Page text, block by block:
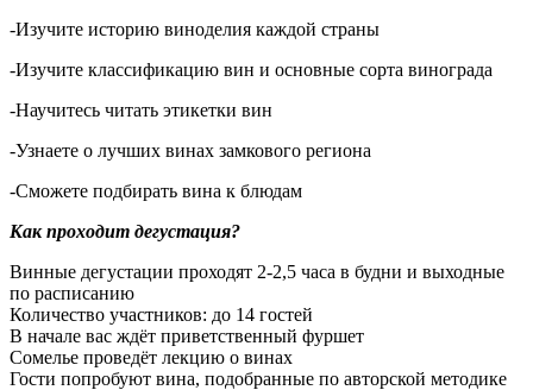
-Изучите историю виноделия каждой страны
-Изучите классификацию вин и основные сорта винограда
-Научитесь читать этикетки вин
-Узнаете о лучших винах замкового региона
-Сможете подбирать вина к блюдам
Как проходит дегустация?
Винные дегустации проходят 2-2,5 часа в будни и выходные
по расписанию
Количество участников: до 14 гостей
В начале вас ждёт приветственный фуршет
Сомелье проведёт лекцию о винах
Гости попробуют вина, подобранные по авторской методике